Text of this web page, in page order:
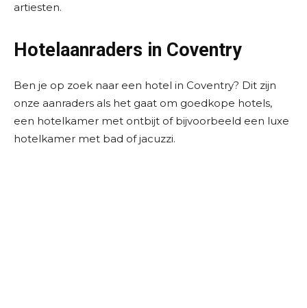
artiesten.
Hotelaanraders in Coventry
Ben je op zoek naar een hotel in Coventry? Dit zijn
onze aanraders als het gaat om goedkope hotels,
een hotelkamer met ontbijt of bijvoorbeeld een luxe
hotelkamer met bad of jacuzzi.